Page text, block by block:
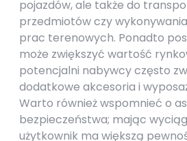
pojazdów, ale także do
przedmiotów czy
prac terenowych. Ponadto
może zwiększyć wartość
potencjalni nabywcy często
dodatkowe akcesoria i
Warto również wspomnieć o
bezpieczeństwa; mając
użytkownik ma większą